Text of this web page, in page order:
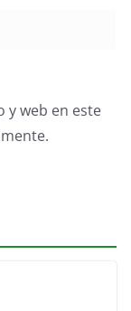
y web en este